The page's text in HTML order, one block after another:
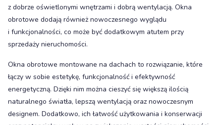
z dobrze oświetlonymi wnętrzami i dobrą wentylacją. Okna
obrotowe dodają również nowoczesnego wyglądu
i funkcjonalności, co może być dodatkowym atutem przy
sprzedaży nieruchomości.
Okna obrotowe montowane na dachach to rozwiązanie, które
łączy w sobie estetykę, funkcjonalność i efektywność
energetyczną. Dzięki nim można cieszyć się większą ilością
naturalnego światła, lepszą wentylacją oraz nowoczesnym
designem. Dodatkowo, ich łatwość użytkowania i konserwacji